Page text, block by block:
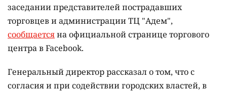
заседании представителей пострадавших
торговцев и администрации ТЦ "Адем",
сообщаетсяна официальной странице торгового
центра в Facebook.
Генеральный директор рассказал о том, что с
согласия и при содействии городских властей, в